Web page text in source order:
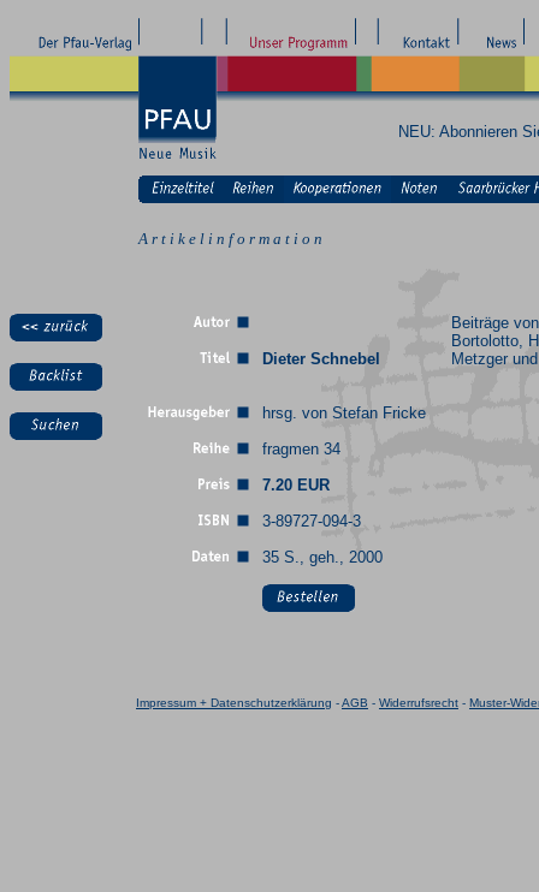
NEU: Abonnieren
A r t i k e l i n f o r m a t i o n
Dieter Schnebel
hrsg. von Stefan Fricke
fragmen 34
7.20 EUR
3-89727-094-3
35 S., geh., 2000
Beiträge
Bortolotto,
Metzger
Impressum + Datenschutzerklärung -AGB - Widerrufsrecht - Muster-